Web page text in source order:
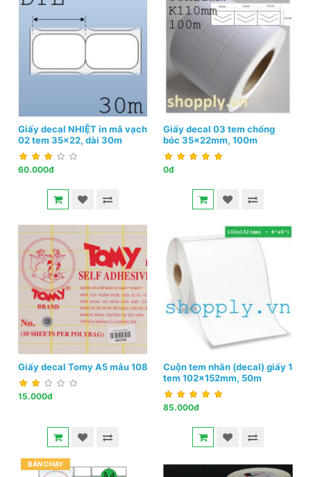
Giấy decal NHIỆT in mã vạch
02 tem 35x22, dài 30m
60.000đ
Giấy decal 03 tem chống
bóc 35x22mm, 100m
0đ
Giấy decal Tomy A5 mẫu 108
15.000đ
Cuộn tem nhãn (decal) giấy 1
tem 102x152mm, 50m
85.000đ
BÁN CHẠY